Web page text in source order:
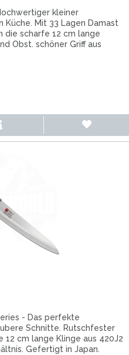
kleiner
Küche. Mit 33 Lagen Damast
die scharfe 12 cm lange
Obst. schöner Griff aus
- Das perfekte
Schnitte. Rutschfester
12 cm lange Klinge aus 420J2
Gefertigt in Japan.